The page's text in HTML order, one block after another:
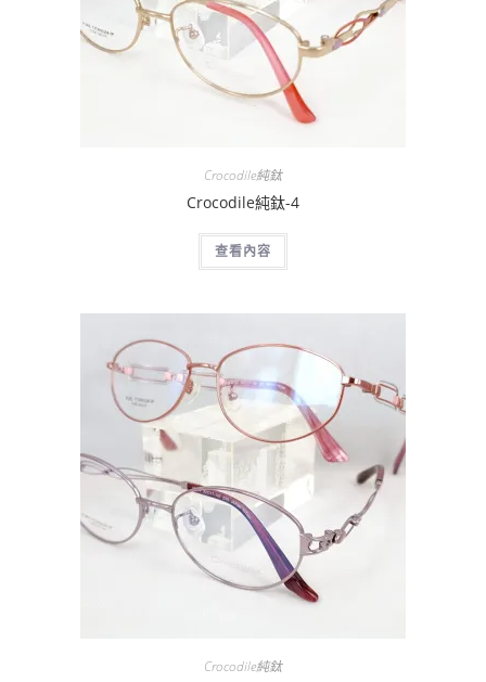
Crocodile純鈦
Crocodile純鈦-4
查看內容
Crocodile純鈦